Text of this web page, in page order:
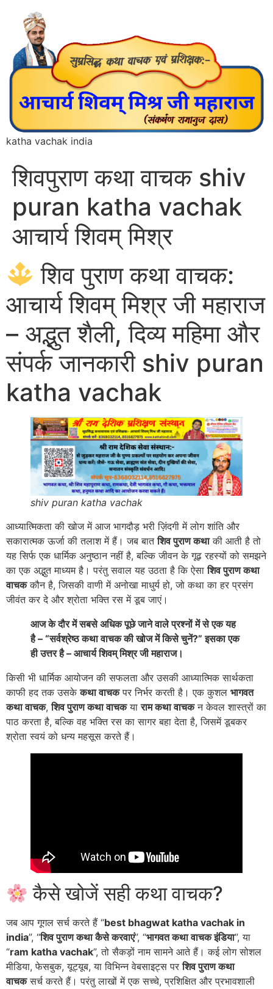
katha vachak india
शिवपुराण कथा वाचक shiv
puran katha vachak
आचार्य शिवम् मिश्र
शिव पुराण कथा वाचक:
आचार्य शिवम् मिश्र जी महाराज
– अद्भुत शैली, दिव्य महिमा और
संपर्क जानकारी shiv puran
katha vachak
shiv puran katha vachak
आध्यात्मिकता की खोज में आज भागदौड़ भरी ज़िंदगी में लोग शांति और
सकारात्मक ऊर्जा की तलाश में हैं। जब बातशिव पुराण कथाकी आती है तो
यह सिर्फ एक धार्मिक अनुष्ठान नहीं है, बल्कि जीवन के गूढ़ रहस्यों को समझने
का एक अद्भुत माध्यम है। परंतु सवाल यह उठता है कि ऐसाशिव पुराण कथा
वाचककौन है, जिसकी वाणी में अनोखा माधुर्य हो, जो कथा का हर प्रसंग
जीवंत कर दे और श्रोता भक्ति रस में डूब जाएं।
आज के दौर में सबसे अधिक पूछे जाने वाले प्रश्नों में से एक यह
है – “सर्वश्रेष्ठ कथा वाचक की खोज में किसे चुनें?” इसका एक
ही उत्तर है – आचार्य शिवम् मिश्र जी महाराज।
किसी भी धार्मिक आयोजन की सफलता और उसकी आध्यात्मिक सार्थकता
काफी हद तक उसकेकथा वाचकपर निर्भर करती है। एक कुशल भागवत
कथा वाचक,शिव पुराण कथा वाचकयाराम कथा वाचकन केवल शास्त्रों का
पाठ करता है, बल्कि वह भक्ति रस का सागर बहा देता है, जिसमें डूबकर
श्रोता स्वयं को धन्य महसूस करते हैं।
कैसे खोजें सही कथा वाचक?
जब आप गूगल सर्च करते हैं “best bhagwat katha vachak in
india”, “शिव पुराण कथा कैसे करवाएं”, “भागवत कथा वाचक इंडिया”, या
“ram katha vachak”, तो सैकड़ों नाम सामने आते हैं। कई लोग सोशल
मीडिया, फेसबुक, यूट्यूब, या विभिन्न वेबसाइट्स परशिव पुराण कथा
वाचकसर्च करते हैं। परंतु लाखों में एक सच्चे, प्रशिक्षित और प्रभावशाली